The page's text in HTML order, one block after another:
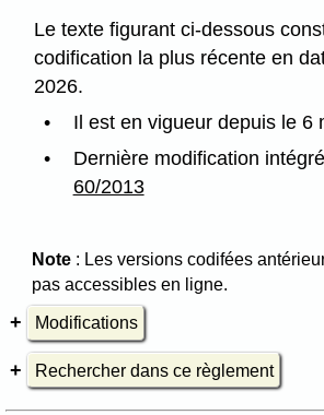
Le texte figurant ci-dessous
codification la plus récente en
2026.
Il est en vigueur depuis le 6
Dernière modification
60/2013
Note: Les versions codifées
pas accessibles en ligne.
Modifications
Rechercher dans ce règlement